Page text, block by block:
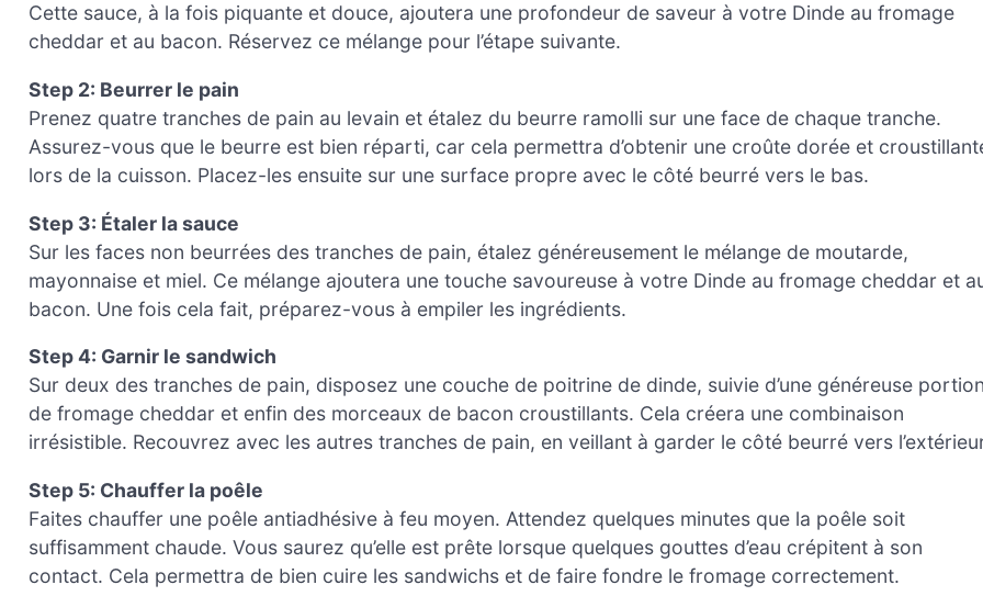
Cette sauce, à la fois piquante et douce, ajoutera une profondeur de saveur à votre Dinde au fromage
cheddar et au bacon. Réservez ce mélange pour l’étape suivante.
Step 2: Beurrer le pain
Prenez quatre tranches de pain au levain et étalez du beurre ramolli sur une face de chaque tranche.
Assurez-vous que le beurre est bien réparti, car cela permettra d’obtenir une croûte dorée et
lors de la cuisson. Placez-les ensuite sur une surface propre avec le côté beurré vers le bas.
Step 3: Étaler la sauce
Sur les faces non beurrées des tranches de pain, étalez généreusement le mélange de moutarde,
mayonnaise et miel. Ce mélange ajoutera une touche savoureuse à votre Dinde au fromage cheddar et
bacon. Une fois cela fait, préparez-vous à empiler les ingrédients.
Step 4: Garnir le sandwich
Sur deux des tranches de pain, disposez une couche de poitrine de dinde, suivie d’une généreuse
de fromage cheddar et enfin des morceaux de bacon croustillants. Cela créera une combinaison
irrésistible. Recouvrez avec les autres tranches de pain, en veillant à garder le côté beurré vers
Step 5: Chauffer la poêle
Faites chauffer une poêle antiadhésive à feu moyen. Attendez quelques minutes que la poêle soit
suffisamment chaude. Vous saurez qu’elle est prête lorsque quelques gouttes d’eau crépitent à son
contact. Cela permettra de bien cuire les sandwichs et de faire fondre le fromage correctement.